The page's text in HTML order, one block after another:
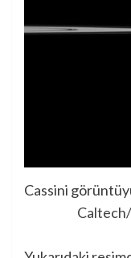
Cassini